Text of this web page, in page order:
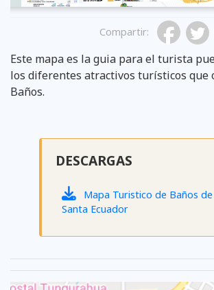
Compartir:
Este mapa es la guia para el turista
los diferentes atractivos turísticos que
Baños.
DESCARGAS
Mapa Turistico de Baños de
Santa Ecuador